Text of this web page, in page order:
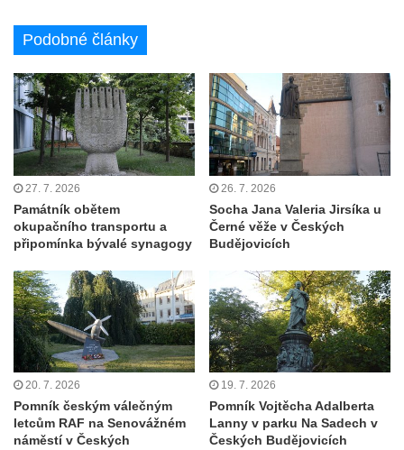
v Duchcově
Socha Flóry u pavilonu Reinerovy fresky v
Duchcově
Socha Afrodité u pavilonu Reinerovy fresky
v Duchcově
Pamětní kámen rybníka Barbory v
Duchcově
Delfín na Sfingovém rybníku v zámeckém
parku v Duchcově
zámeckém parku v Duchcově
Sfinga I. na Sfingovém rybníku v zámeckém
parku v Duchcově
Socha Minervy na nádvoří zámku v
Duchcově
Socha Herkula se saní na nádvoří zámku v
Duchcově
Podobné články
27. 7. 2026
Památník obětem
okupačního transportu a
připomínka bývalé synagogy
26. 7. 2026
Socha Jana Valeria Jirsíka u
Černé věže v Českých
Budějovicích
20. 7. 2026
Pomník českým válečným
letcům RAF na Senovážném
náměstí v Českých
19. 7. 2026
Pomník Vojtěcha Adalberta
Lanny v parku Na Sadech v
Českých Budějovicích